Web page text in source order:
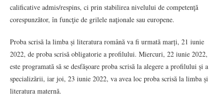
calificative admis/respins, ci prin stabilirea nivelului de competenţă
corespunzător, în funcţie de grilele naţionale sau europene.
Proba scrisă la limba și literatura română va fi urmată marți, 21 iunie
2022, de proba scrisă obligatorie a profilului. Miercuri, 22 iunie 2022,
este programată să se desfășoare proba scrisă la alegere a profilului și a
specializării, iar joi, 23 iunie 2022, va avea loc proba scrisă la limba și
literatura maternă.